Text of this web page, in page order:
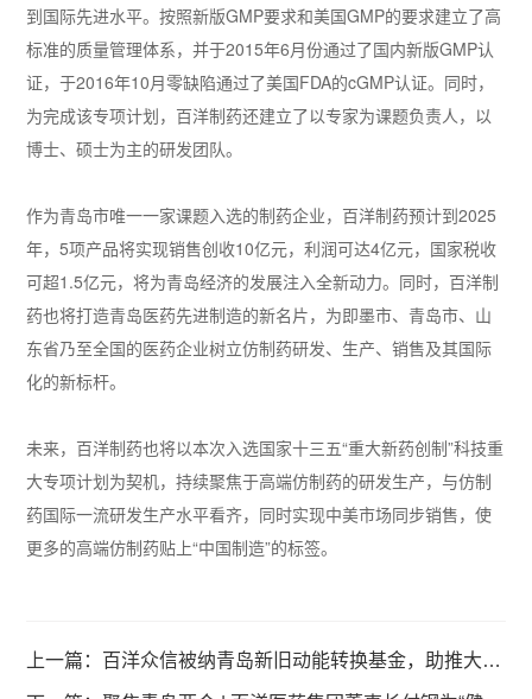
到国际先进水平。按照新版GMP要求和美国GMP的要求建立了高
标准的质量管理体系，并于2015年6月份通过了国内新版GMP认
证，于2016年10月零缺陷通过了美国FDA的cGMP认证。同时，
为完成该专项计划，百洋制药还建立了以专家为课题负责人，以
博士、硕士为主的研发团队。
作为青岛市唯一一家课题入选的制药企业，百洋制药预计到2025
年，5项产品将实现销售创收10亿元，利润可达4亿元，国家税收
可超1.5亿元，将为青岛经济的发展注入全新动力。同时，百洋制
药也将打造青岛医药先进制造的新名片，为即墨市、青岛市、山
东省乃至全国的医药企业树立仿制药研发、生产、销售及其国际
化的新标杆。
未来，百洋制药也将以本次入选国家十三五“重大新药创制”科技重
大专项计划为契机，持续聚焦于高端仿制药的研发生产，与仿制
药国际一流研发生产水平看齐，同时实现中美市场同步销售，使
更多的高端仿制药贴上“中国制造”的标签。
上一篇：百洋众信被纳青岛新旧动能转换基金，助推大健康领域